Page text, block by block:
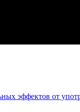
эффектов от